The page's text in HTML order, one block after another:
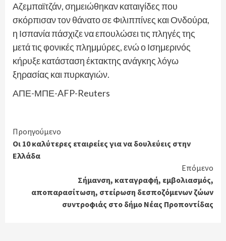
Αζεμπαϊτζάν, σημειώθηκαν καταιγίδες που
σκόρπισαν τον θάνατο σε Φιλιππίνες και Ονδούρα,
η Ισπανία πάσχιζε να επουλώσει τις πληγές της
μετά τις φονικές πλημμύρες, ενώ ο Ισημερινός
κήρυξε κατάσταση έκτακτης ανάγκης λόγω
ξηρασίας και πυρκαγιών.
ΑΠΕ-ΜΠΕ-AFP-Reuters
Continue
Reading
Προηγούμενο
Οι 10 καλύτερες εταιρείες για να δουλεύεις στην
Ελλάδα
Επόμενο
Σήµανση, καταγραφή, εµβολιασµός,
αποπαρασίτωση, στείρωση δεσποζόμενων ζώων
συντροφιάς στο δήμο Νέας Προποντίδας